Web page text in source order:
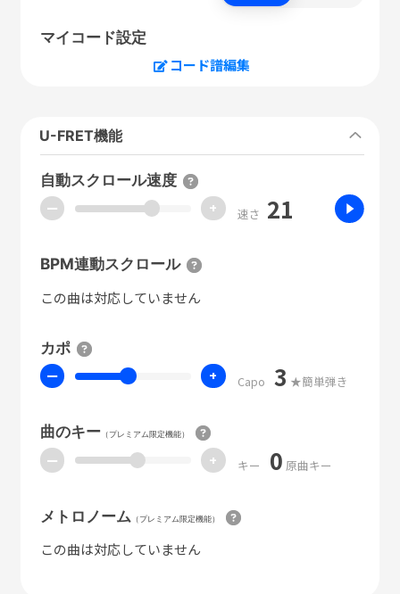
マイコード設定
コード譜編集
U-FRET機能
自動スクロール速度
ー + 速さ 21
BPM連動スクロール
この曲は対応していません
カポ
ー + Capo 3 ★簡単弾き
曲のキー（プレミアム限定機能）
ー + キー 0 原曲キー
メトロノーム （プレミアム限定機能）
この曲は対応していません